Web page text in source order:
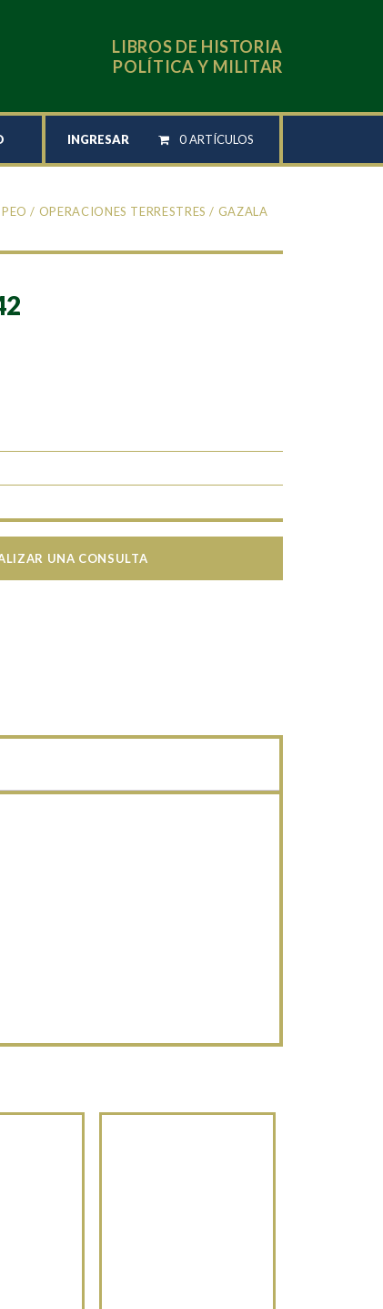
LIBROS DE HISTORIA
POLÍTICA Y MILITAR
INGRESAR 0 ARTÍCULOS
/ OPERACIONES TERRESTRES / GAZALA
UNA CONSULTA